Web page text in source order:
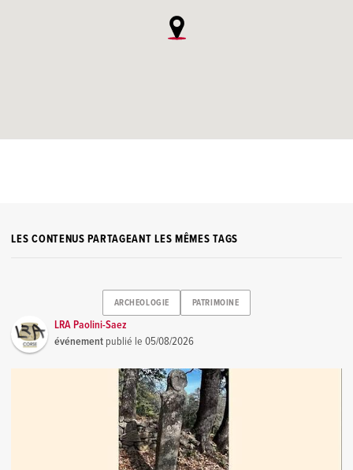
LES CONTENUS PARTAGEANT LES MÊMES TAGS
ARCHEOLOGIE PATRIMOINE
LRA Paolini-Saez
événement publié le05/08/2026